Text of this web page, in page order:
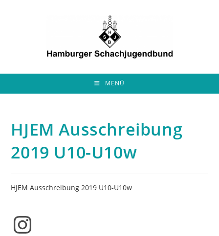
MENÜ
HJEM Ausschreibung
2019 U10-U10w
HJEM Ausschreibung 2019 U10-U10w
Instagram